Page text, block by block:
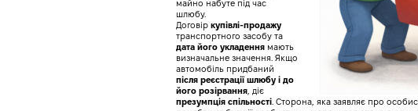
майно набуте під час
шлюбу.
Договір купівлі-продажу
транспортного засобу та
дата його укладення мають
визначальне значення. Якщо
автомобіль придбаний
після реєстрації шлюбу і до
його розірвання , діє
презумпція спільності . Сторона, яка заявляє про